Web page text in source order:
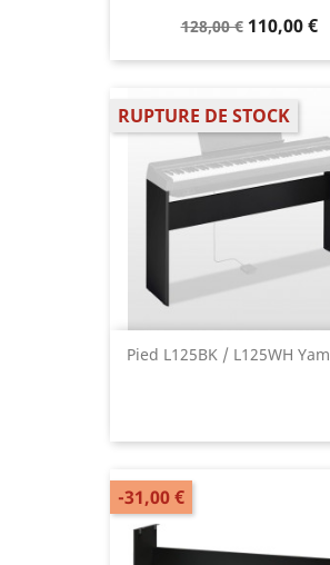
128,00 € 110,00 €
Pied L125BK / L125WH
RUPTURE DE STOCK
-31,00 €